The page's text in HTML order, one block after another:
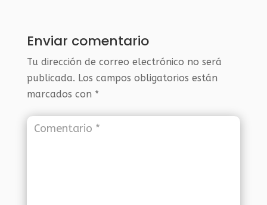
Enviar comentario
Tu dirección de correo electrónico no será
publicada. Los campos obligatorios están
marcados con *